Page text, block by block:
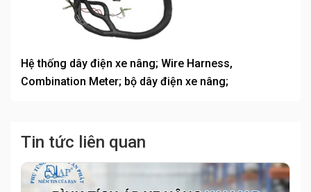
Hệ thống dây điện xe nâng; Wire Harness,
Combination Meter; bộ dây điện xe nâng;
Tin tức liên quan